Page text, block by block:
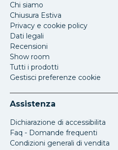
Chi siamo
Chiusura Estiva
Privacy e cookie policy
Dati legali
Recensioni
Show room
Tutti i prodotti
Gestisci preferenze cookie
Assistenza
Dichiarazione di accessibilita
Faq - Domande frequenti
Condizioni generali di vendita